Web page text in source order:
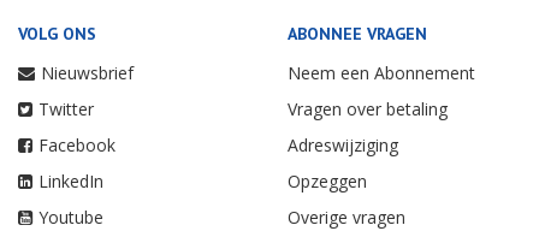
VOLG ONS
Nieuwsbrief
Twitter
Facebook
LinkedIn
Youtube
ABONNEE VRAGEN
Neem een Abonnement
Vragen over betaling
Adreswijziging
Opzeggen
Overige vragen